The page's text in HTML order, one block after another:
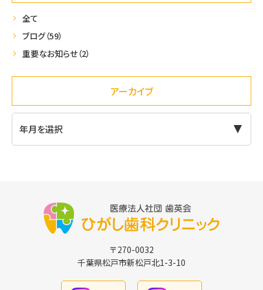
全て
ブログ（59）
重要なお知らせ（2）
アーカイブ
〒270-0032
千葉県松戸市新松戸北1-3-10